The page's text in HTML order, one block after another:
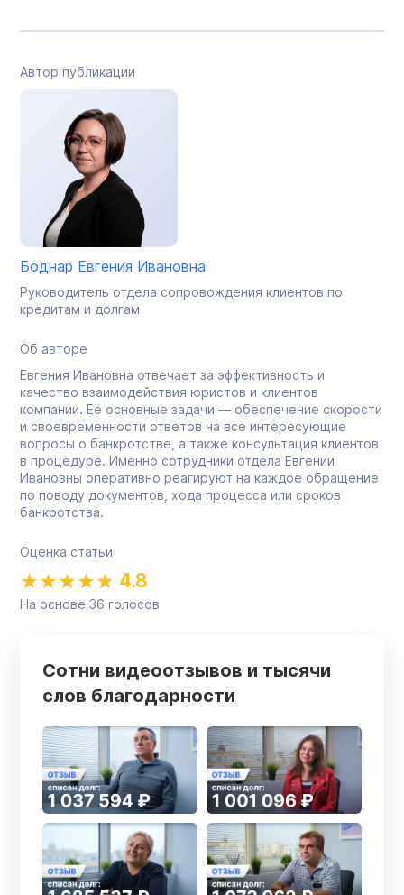
Автор публикации
Боднар Евгения Ивановна
Руководитель отдела сопровождения клиентов по
кредитам и долгам
Об авторе
Евгения Ивановна отвечает за эффективность и
качество взаимодействия юристов и клиентов
компании. Её основные задачи — обеспечение скорости
и своевременности ответов на все интересующие
вопросы о банкротстве, а также консультация клиентов
в процедуре. Именно сотрудники отдела Евгении
Ивановны оперативно реагируют на каждое обращение
по поводу документов, хода процесса или сроков
банкротства.
Оценка статьи
4.8
На основе 36 голосов
Сотни видеоотзывов и тысячи
слов благодарности